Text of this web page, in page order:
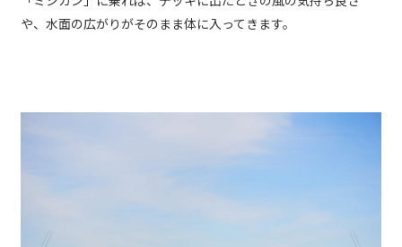
や、水面の広がりがそのまま体に入ってきます。